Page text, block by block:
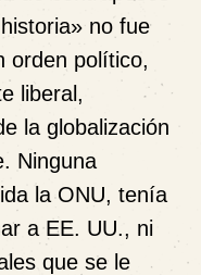
no fue
orden político,
liberal,
la globalización
Ninguna
la ONU, tenía
a EE. UU., ni
que se le